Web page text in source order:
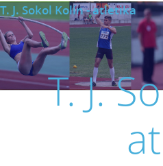
T. J. Sokol Kolín - atletika
T. J.